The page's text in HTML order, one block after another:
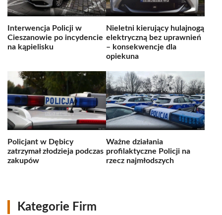
Interwencja Policji w
Cieszanowie po incydencie
na kąpielisku
Nieletni kierujący hulajnogą
elektryczną bez uprawnień
– konsekwencje dla
opiekuna
Policjant w Dębicy
zatrzymał złodzieja podczas
zakupów
Ważne działania
profilaktyczne Policji na
rzecz najmłodszych
Kategorie Firm